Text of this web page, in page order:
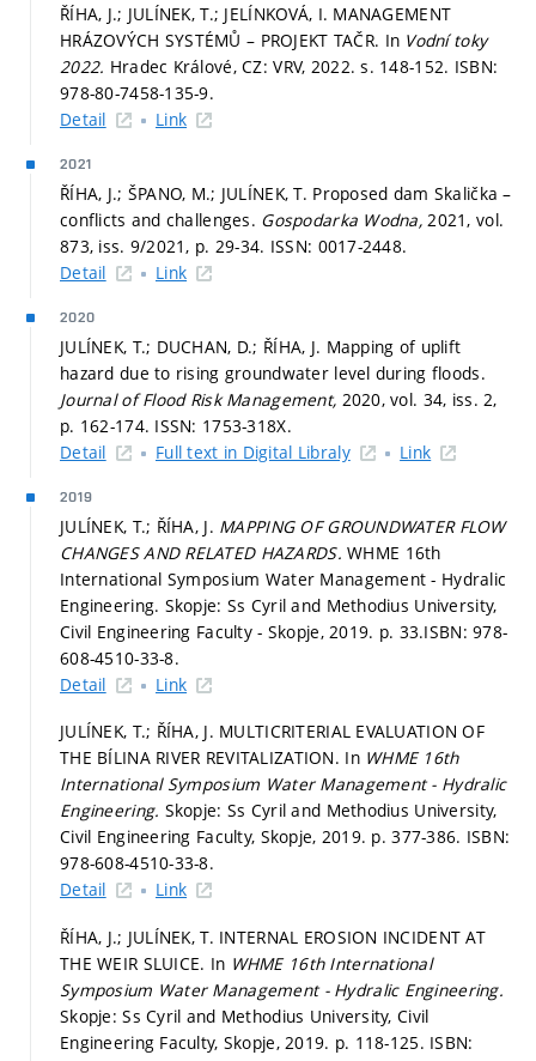
ŘÍHA, J.; JULÍNEK, T.; JELÍNKOVÁ, I. MANAGEMENT
HRÁZOVÝCH SYSTÉMŮ – PROJEKT TAČR. In Vodní toky
2022. Hradec Králové, CZ: VRV, 2022.s. 148-152. ISBN:
978-80-7458-135-9.
Detail
Link
2021
ŘÍHA, J.; ŠPANO, M.; JULÍNEK, T. Proposed dam Skalička –
conflicts and challenges. Gospodarka Wodna, 2021, vol.
873, iss. 9/2021, p. 29-34. ISSN: 0017-2448.
Detail
Link
2020
JULÍNEK, T.; DUCHAN, D.; ŘÍHA, J. Mapping of uplift
hazard due to rising groundwater level during floods.
Journal of Flood Risk Management, 2020, vol. 34, iss. 2,
p. 162-174. ISSN: 1753-318X.
Detail
Full text in Digital Libraly Link
2019
JULÍNEK, T.; ŘÍHA, J. MAPPING OF GROUNDWATER FLOW
CHANGES AND RELATED HAZARDS.WHME 16th
International Symposium Water Management - Hydralic
Engineering. Skopje: Ss Cyril and Methodius University,
Civil Engineering Faculty - Skopje, 2019. p. 33.ISBN: 978-
608-4510-33-8.
Detail
Link
JULÍNEK, T.; ŘÍHA, J. MULTICRITERIAL EVALUATION OF
THE BÍLINA RIVER REVITALIZATION. In WHME 16th
International Symposium Water Management - Hydralic
Engineering. Skopje: Ss Cyril and Methodius University,
Civil Engineering Faculty, Skopje, 2019. p. 377-386. ISBN:
978-608-4510-33-8.
Detail
Link
ŘÍHA, J.; JULÍNEK, T. INTERNAL EROSION INCIDENT AT
THE WEIR SLUICE. In WHME 16th International
Symposium Water Management - Hydralic Engineering.
Skopje: Ss Cyril and Methodius University, Civil
Engineering Faculty, Skopje, 2019. p. 118-125. ISBN: